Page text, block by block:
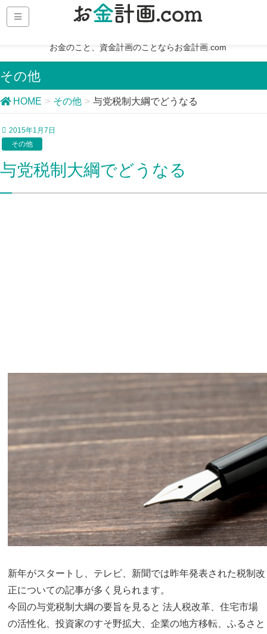
お金のこと、資金計画のことならお金計画.com
その他
HOME その他 与党税制大綱でどうなる
2015年1月7日
その他
与党税制大綱でどうなる
新年がスタートし、テレビ、新聞では昨年発表された税制改
正についての記事が多く見られます。
今回の与党税制大綱の要旨を見ると 法人税改革、住宅市場
の活性化、投資家のすそ野拡大、企業の地方移転、ふるさと